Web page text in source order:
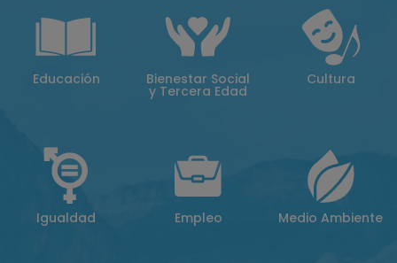
Educación Bienestar Social
y Tercera Edad
Cultura
Igualdad Empleo Medio Ambiente